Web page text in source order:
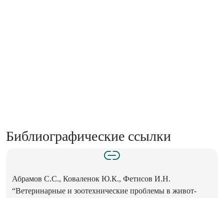
Библиографические ссылки
Абрамов С.С., Коваленок Ю.К., Фетисов И.Н.
“Ветеринарные и зоотехнические проблемы в живот-